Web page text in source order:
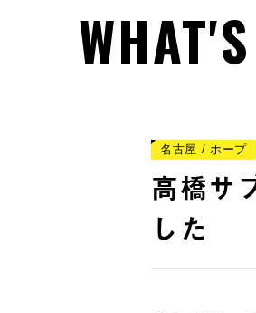
名古屋 / ホープ
高橋サ
した